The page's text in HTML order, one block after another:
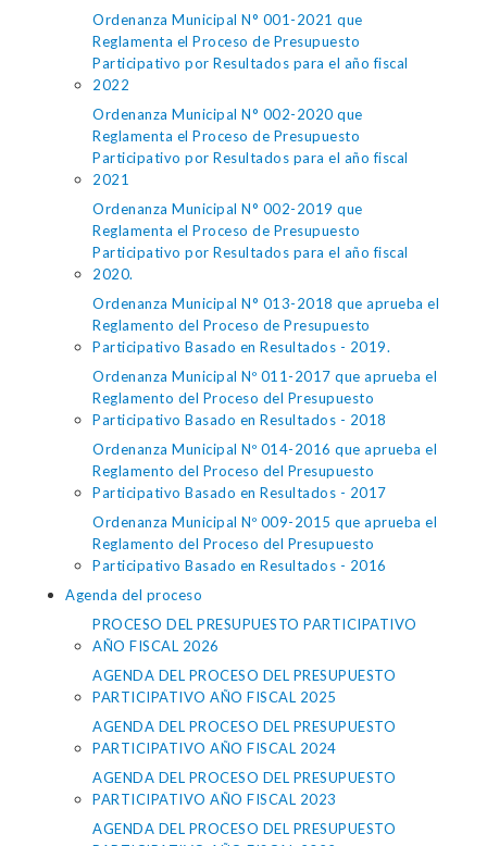
Ordenanza Municipal N° 001-2021 que
Reglamenta el Proceso de Presupuesto
Participativo por Resultados para el año fiscal
2022
Ordenanza Municipal N° 002-2020 que
Reglamenta el Proceso de Presupuesto
Participativo por Resultados para el año fiscal
2021
Ordenanza Municipal N° 002-2019 que
Reglamenta el Proceso de Presupuesto
Participativo por Resultados para el año fiscal
2020.
Ordenanza Municipal N° 013-2018 que aprueba el
Reglamento del Proceso de Presupuesto
Participativo Basado en Resultados - 2019.
Ordenanza Municipal Nº 011-2017 que aprueba el
Reglamento del Proceso del Presupuesto
Participativo Basado en Resultados - 2018
Ordenanza Municipal Nº 014-2016 que aprueba el
Reglamento del Proceso del Presupuesto
Participativo Basado en Resultados - 2017
Ordenanza Municipal Nº 009-2015 que aprueba el
Reglamento del Proceso del Presupuesto
Participativo Basado en Resultados - 2016
Agenda del proceso
PROCESO DEL PRESUPUESTO PARTICIPATIVO
AÑO FISCAL 2026
AGENDA DEL PROCESO DEL PRESUPUESTO
PARTICIPATIVO AÑO FISCAL 2025
AGENDA DEL PROCESO DEL PRESUPUESTO
PARTICIPATIVO AÑO FISCAL 2024
AGENDA DEL PROCESO DEL PRESUPUESTO
PARTICIPATIVO AÑO FISCAL 2023
AGENDA DEL PROCESO DEL PRESUPUESTO